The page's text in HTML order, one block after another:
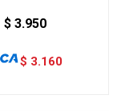
$ 3.950
$ 3.160